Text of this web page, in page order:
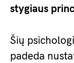
stygiaus
Šių
padeda